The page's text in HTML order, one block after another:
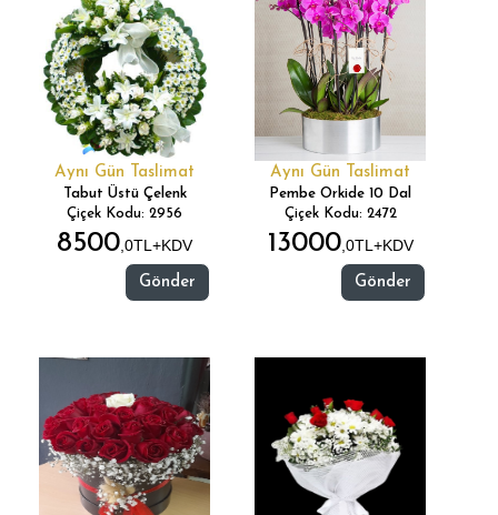
Aynı Gün Taslimat
Tabut Üstü Çelenk
Çiçek Kodu: 2956
8500,0TL+KDV
Gönder
Aynı Gün Taslimat
Pembe Orkide 10 Dal
Çiçek Kodu: 2472
13000,0TL+KDV
Gönder